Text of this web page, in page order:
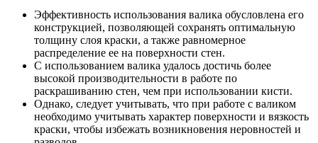
Эффективность использования валика обусловлена его
конструкцией, позволяющей сохранять оптимальную
толщину слоя краски, а также равномерное
распределение ее на поверхности стен.
С использованием валика удалось достичь более
высокой производительности в работе по
раскрашиванию стен, чем при использовании кисти.
Однако, следует учитывать, что при работе с валиком
необходимо учитывать характер поверхности и вязкость
краски, чтобы избежать возникновения неровностей и